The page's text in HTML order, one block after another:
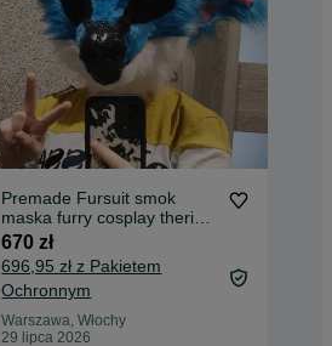
Premade Fursuit smok
maska furry cosplay therian
Dino mask
670 zł
696,95 zł z Pakietem
Ochronnym
Warszawa, Włochy
29 lipca 2026